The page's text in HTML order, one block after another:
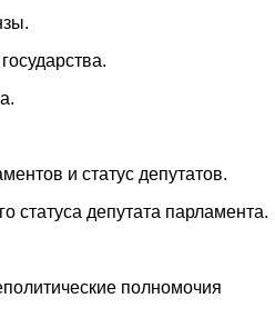
и статус депутатов.
статуса депутата парламента.
полномочия